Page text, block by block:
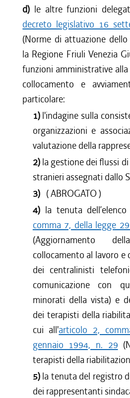
d) le altre funzioni
decreto legislativo 16
(Norme di attuazione
la Regione Friuli Venezia
funzioni amministrative
collocamento e
particolare:
1) l'indagine sulla
organizzazioni e
valutazione della
2) la gestione dei flussi
stranieri assegnati dallo
3) ( ABROGATO )
4) la tenuta
comma 7, della legge
(Aggiornamento
collocamento al lavoro
dei centralinisti
comunicazione con
minorati della vista) e
dei terapisti della
cui all'articolo 2,
gennaio 1994, n. 29
terapisti della
5) la tenuta del registro
dei rappresentanti